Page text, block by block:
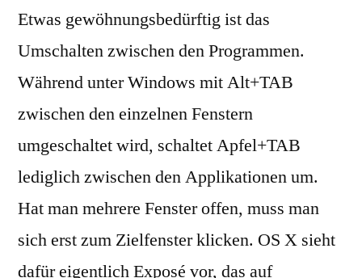
Etwas gewöhnungsbedürftig ist das
Umschalten zwischen den Programmen.
Während unter Windows mit Alt+TAB
zwischen den einzelnen Fenstern
umgeschaltet wird, schaltet Apfel+TAB
lediglich zwischen den Applikationen um.
Hat man mehrere Fenster offen, muss man
sich erst zum Zielfenster klicken. OS X sieht
dafür eigentlich Exposé vor, das auf